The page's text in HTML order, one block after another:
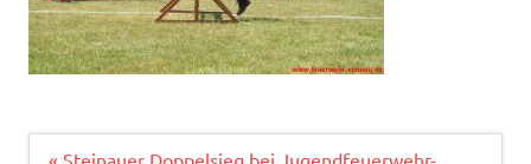
Beitragsnavigation
« Steinauer Doppelsieg bei Jugendfeuerwehr-